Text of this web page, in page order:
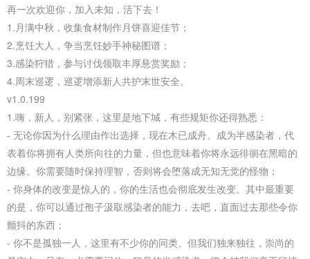
再一次欢迎你，加入未知，活下去！
1.月满中秋，收集食材制作月饼喜迎佳节；
2.烹饪大人，争当烹饪妙手神秘图谱；
3.感染狩猎，参与讨伐领取丰厚悬赏奖励；
4.周末巡逻，巡逻增添新人共护末世安全。
v1.0.199
1.嗨，新人，别紧张，这里是地下城，有些规矩你还得熟悉：
- 无论你因为什么理由作出选择，现在木已成舟。成为半感染者，代
表着你将拥有人类所向往的力量，但也意味着你将永远徘徊在黑暗的
边缘。你需要随时保持理智，否则将会堕落成无知无觉的怪物；
- 你身体的改变是惊人的，你的生活也会彻底发生改变。其中最重要
的是，你可以通过孢子汲取感染者的能力，去吧，直面过去那些令你
颤抖的东西；
- 你不是孤独一人，这里有不少你的同类。但我们独来独往，崇尚的